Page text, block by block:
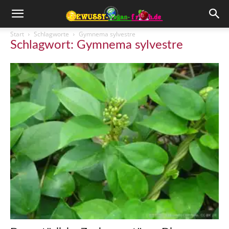
Start Schlagworte Gymnema sylvestre
Schlagwort: Gymnema sylvestre